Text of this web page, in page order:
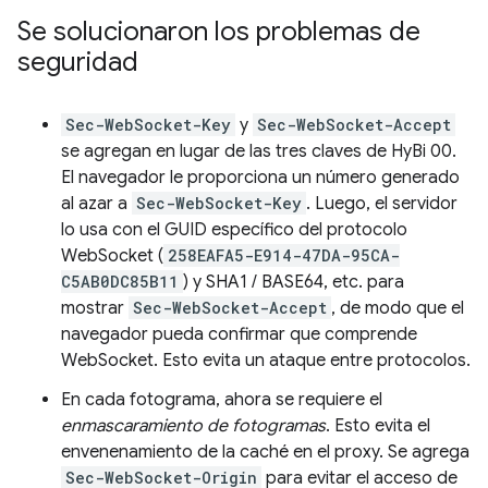
Se solucionaron los problemas de
seguridad
Sec-WebSocket-Key y Sec-WebSocket-Accept
se agregan en lugar de las tres claves de HyBi 00.
El navegador le proporciona un número generado
al azar a Sec-WebSocket-Key . Luego, el servidor
lo usa con el GUID específico del protocolo
WebSocket ( 258EAFA5-E914-47DA-95CA-
C5AB0DC85B11 ) y SHA1 / BASE64, etc. para
mostrar Sec-WebSocket-Accept , de modo que el
navegador pueda confirmar que comprende
WebSocket. Esto evita un ataque entre protocolos.
En cada fotograma, ahora se requiere el
enmascaramiento de fotogramas. Esto evita el
envenenamiento de la caché en el proxy. Se agrega
Sec-WebSocket-Origin para evitar el acceso de